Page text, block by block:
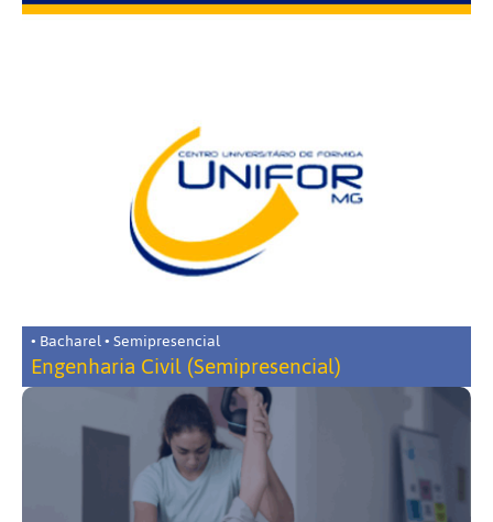
• Bacharel • Semipresencial
Engenharia Civil (Semipresencial)